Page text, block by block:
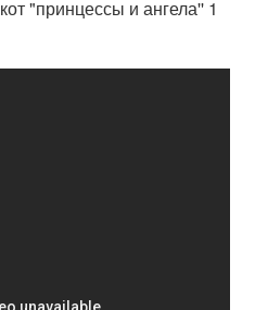
"принцессы и ангела'' 1